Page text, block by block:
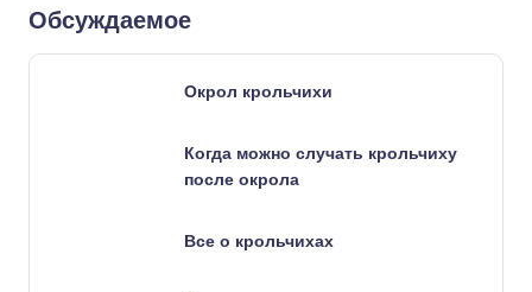
Обсуждаемое
Окрол крольчихи
Когда можно случать крольчиху
после окрола
Все о крольчихах